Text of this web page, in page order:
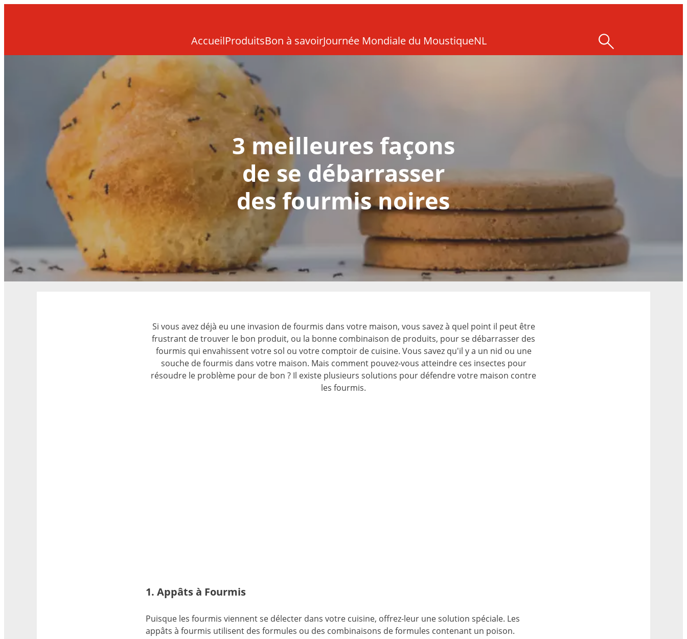
AccueilProduitsBon à savoirJournée Mondiale du MoustiqueNL
3 meilleures façons
de se débarrasser
des fourmis noires
Si vous avez déjà eu une invasion de fourmis dans votre maison, vous savez à quel point il peut être
frustrant de trouver le bon produit, ou la bonne combinaison de produits, pour se débarrasser des
fourmis qui envahissent votre sol ou votre comptoir de cuisine. Vous savez qu'il y a un nid ou une
souche de fourmis dans votre maison. Mais comment pouvez-vous atteindre ces insectes pour
résoudre le problème pour de bon ? Il existe plusieurs solutions pour défendre votre maison contre
les fourmis.
1. Appâts à Fourmis
Puisque les fourmis viennent se délecter dans votre cuisine, offrez-leur une solution spéciale. Les
appâts à fourmis utilisent des formules ou des combinaisons de formules contenant un poison.